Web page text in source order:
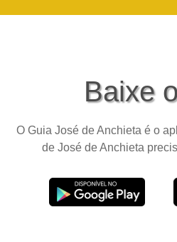
Baixe
O Guia José de Anchieta é o
de José de Anchieta